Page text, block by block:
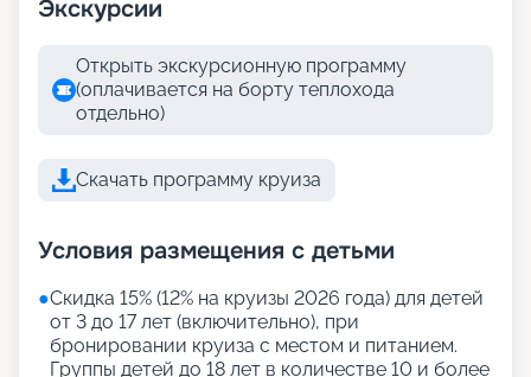
Экскурсии
Открыть экскурсионную программу
(оплачивается на борту теплохода
отдельно)
Скачать программу круиза
Условия размещения с детьми
●Скидка 15% (12% на круизы 2026 года) для детей
от 3 до 17 лет (включительно), при
бронировании круиза с местом и питанием.
Группы детей до 18 лет в количестве 10 и более